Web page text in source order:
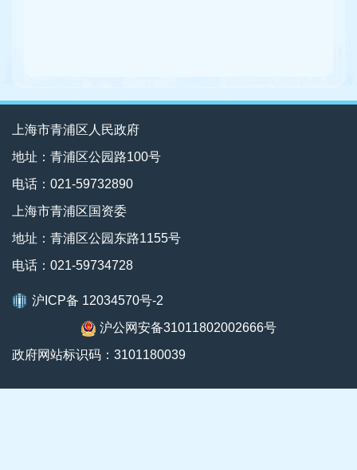
上海市青浦区人民政府
地址：青浦区公园路100号
电话：021-59732890
上海市青浦区国资委
地址：青浦区公园东路1155号
电话：021-59734728
沪ICP备 12034570号-2
沪公网安备31011802002666号
政府网站标识码：3101180039